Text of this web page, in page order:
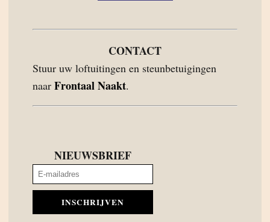
CONTACT
Stuur uw loftuitingen en steunbetuigingen
naar Frontaal Naakt.
NIEUWSBRIEF
INSCHRIJVEN